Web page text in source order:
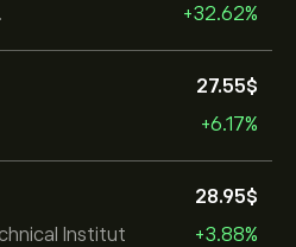
+32.62%
27.55‎$‎
+6.17%
Institut
28.95‎$‎
+3.88%